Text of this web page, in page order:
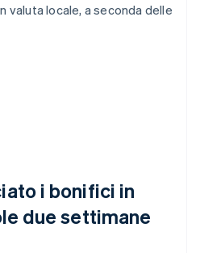
valuta locale, a seconda delle
i bonifici in
due settimane